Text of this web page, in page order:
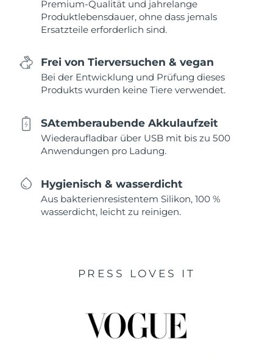
Premium-Qualität und jahrelange
Produktlebensdauer, ohne dass jemals
Ersatzteile erforderlich sind.
Frei von Tierversuchen & vegan
Bei der Entwicklung und Prüfung dieses
Produkts wurden keine Tiere verwendet.
SAtemberaubende Akkulaufzeit
Wiederaufladbar über USB mit bis zu 500
Anwendungen pro Ladung.
Hygienisch & wasserdicht
Aus bakterienresistentem Silikon, 100 %
wasserdicht, leicht zu reinigen.
PRESS LOVES IT